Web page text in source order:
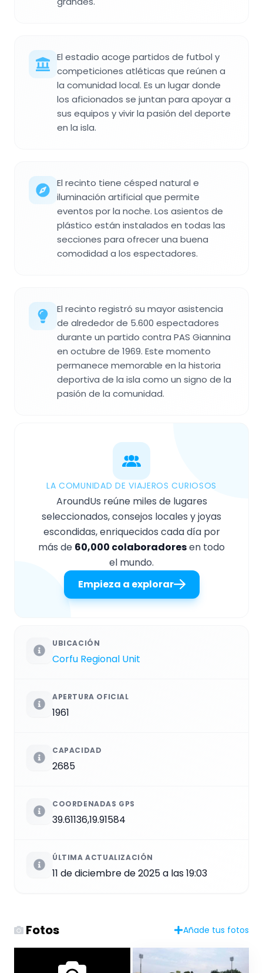
El estadio acoge partidos de futbol y
competiciones atléticas que reúnen a
la comunidad local. Es un lugar donde
los aficionados se juntan para apoyar a
sus equipos y vivir la pasión del deporte
en la isla.
El recinto tiene césped natural e
iluminación artificial que permite
eventos por la noche. Los asientos de
plástico están instalados en todas las
secciones para ofrecer una buena
comodidad a los espectadores.
El recinto registró su mayor asistencia
de alrededor de 5.600 espectadores
durante un partido contra PAS Giannina
en octubre de 1969. Este momento
permanece memorable en la historia
deportiva de la isla como un signo de la
pasión de la comunidad.
LA COMUNIDAD DE VIAJEROS CURIOSOS
AroundUs reúne miles de lugares
seleccionados, consejos locales y joyas
escondidas, enriquecidos cada día por
más de 60,000 colaboradoresen todo
el mundo.
Empieza a explorar
UBICACIÓN
Corfu Regional Unit
APERTURA OFICIAL
1961
CAPACIDAD
2685
COORDENADAS GPS
39.61136,19.91584
ÚLTIMA ACTUALIZACIÓN
11 de diciembre de 2025 a las 19:03
Fotos Añade tus fotos